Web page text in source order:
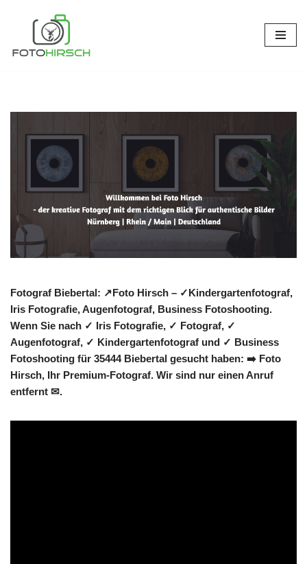
Inhalt
Fotograf Biebertal: ↗️Foto Hirsch – ✓Kindergartenfotograf,
Iris Fotografie, Augenfotograf, Business Fotoshooting.
Wenn Sie nach ✓ Iris Fotografie, ✓ Fotograf, ✓
Augenfotograf, ✓ Kindergartenfotograf und ✓ Business
Fotoshooting für 35444 Biebertal gesucht haben: ➡️ Foto
Hirsch, Ihr Premium-Fotograf. Wir sind nur einen Anruf
entfernt ✉.